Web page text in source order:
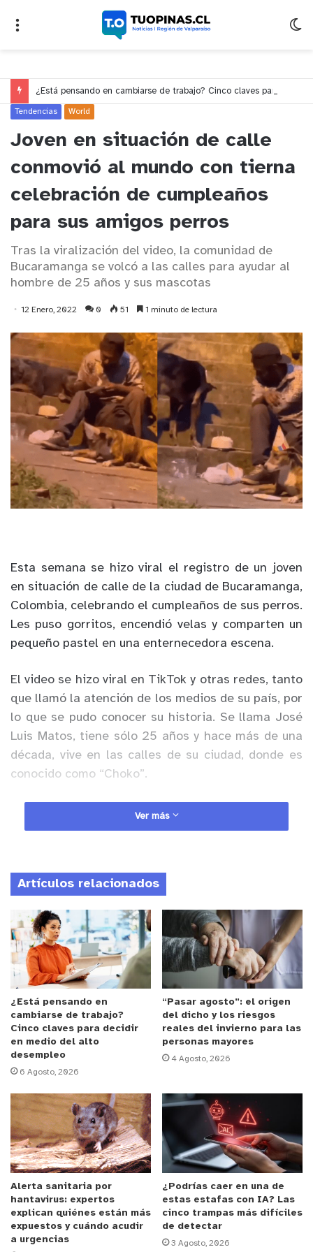
Tendencias World
Joven en situación de calle
conmovió al mundo con tierna
celebración de cumpleaños
para sus amigos perros
Tras la viralización del video, la comunidad de
Bucaramanga se volcó a las calles para ayudar al
hombre de 25 años y sus mascotas
12 Enero, 2022 0 51 1 minuto de lectura
Esta semana se hizo viral el registro de un joven
en situación de calle de la ciudad de Bucaramanga,
Colombia, celebrando el cumpleaños de sus perros.
Les puso gorritos, encendió velas y comparten un
pequeño pastel en una enternecedora escena.
El video se hizo viral en TikTok y otras redes, tanto
que llamó la atención de los medios de su país, por
lo que se pudo conocer su historia. Se llama José
Luis Matos, tiene sólo 25 años y hace más de una
década, vive en las calles de su ciudad, donde es
conocido como “Choko”.
Anuncio Patrocinado
VIRAL |
Una persona en situación de calle
celebró el cumpleaños de sus perros
con un pastel en Colombia.
Las imágenes valen más que mil
palabras.
#DELPY
pic.twitter.com/u9ea8hnS8D
— DELPY
9, 2022
A Radio Caracol contó que su familia es “la Nena”,
una perrita que lo acompaña desde hace 10 años y
“Shaggy”, al que conoció hace 4. Dos perritos a los
que decidió celebrar hace una semana.“Merecían
algo bonito, algo bacano. Para mí es muy
Ver más
Artículos relacionados
¿Está pensando en
cambiarse de trabajo?
Cinco claves para decidir
en medio del alto
desempleo
6 Agosto, 2026
“Pasar agosto”: el origen
del dicho y los riesgos
reales del invierno para las
personas mayores
4 Agosto, 2026
Alerta sanitaria por
hantavirus: expertos
explican quiénes están más
expuestos y cuándo acudir
a urgencias
¿Podrías caer en una de
estas estafas con IA? Las
cinco trampas más difíciles
de detectar
3 Agosto, 2026